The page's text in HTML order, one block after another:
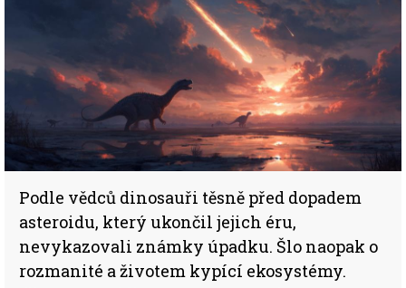
Podle vědců dinosauři těsně před dopadem
asteroidu, který ukončil jejich éru,
nevykazovali známky úpadku. Šlo naopak o
rozmanité a životem kypící ekosystémy.